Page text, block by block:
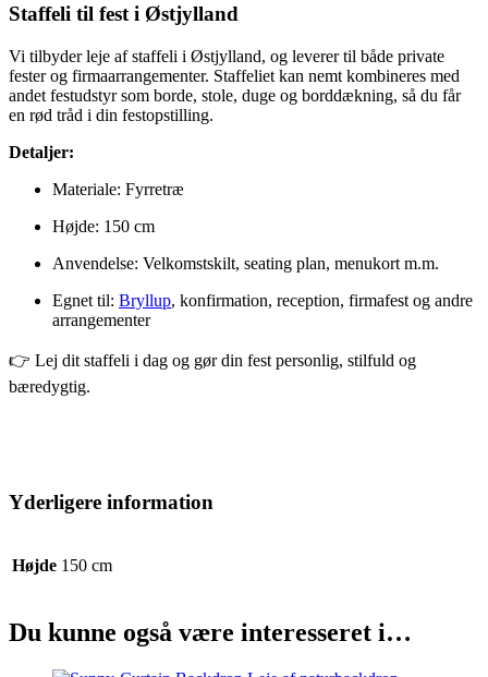
Staffeli til fest i Østjylland
Vi tilbyder leje af staffeli i Østjylland, og leverer til både private
fester og firmaarrangementer. Staffeliet kan nemt kombineres med
andet festudstyr som borde, stole, duge og borddækning, så du får
en rød tråd i din festopstilling.
Detaljer:
Materiale: Fyrretræ
Højde: 150 cm
Anvendelse: Velkomstskilt, seating plan, menukort m.m.
Egnet til: Bryllup, konfirmation, reception, firmafest og andre
arrangementer
👉 Lej dit staffeli i dag og gør din fest personlig, stilfuld og
bæredygtig.
Yderligere information
Højde 150 cm
Du kunne også være interesseret i…